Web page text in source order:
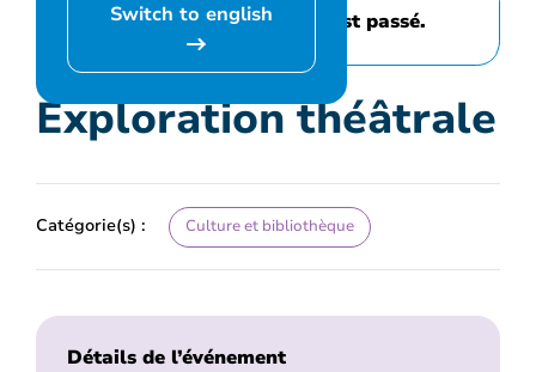
Switch to english
Cet événement est passé.
Exploration théâtrale
Catégorie(s) : Culture et bibliothèque
Détails de l’événement